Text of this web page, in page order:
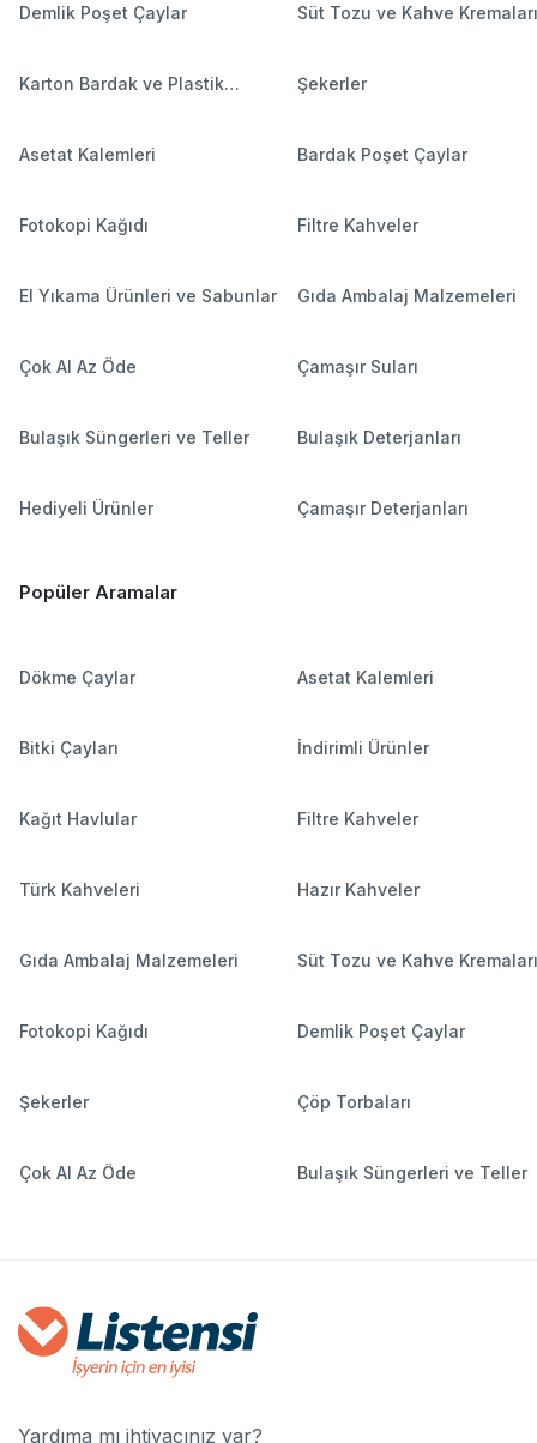
Demlik Poşet Çaylar Süt Tozu ve Kahve Kremaları
Karton Bardak ve Plastik
Şekerler
Asetat Kalemleri Bardak Poşet Çaylar
Fotokopi Kağıdı Filtre Kahveler
El Yıkama Ürünleri ve Sabunlar Gıda Ambalaj Malzemeleri
Çok Al Az Öde Çamaşır Suları
Bulaşık Süngerleri ve Teller Bulaşık Deterjanları
Hediyeli Ürünler Çamaşır Deterjanları
Popüler Aramalar
Dökme Çaylar Asetat Kalemleri
Bitki Çayları İndirimli Ürünler
Kağıt Havlular Filtre Kahveler
Türk Kahveleri Hazır Kahveler
Gıda Ambalaj Malzemeleri Süt Tozu ve Kahve Kremaları
Fotokopi Kağıdı Demlik Poşet Çaylar
Şekerler Çöp Torbaları
Çok Al Az Öde Bulaşık Süngerleri ve Teller
Yardıma mı ihtiyacınız var?